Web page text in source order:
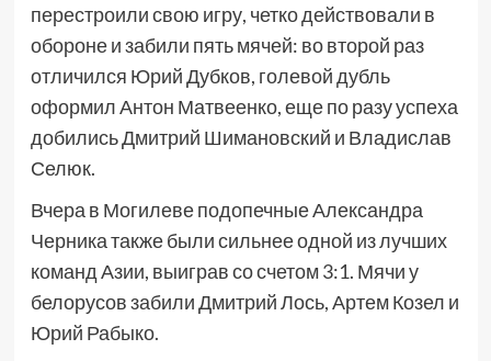
перестроили свою игру, четко действовали в
обороне и забили пять мячей: во второй раз
отличился Юрий Дубков, голевой дубль
оформил Антон Матвеенко, еще по разу успеха
добились Дмитрий Шимановский и Владислав
Селюк.
Вчера в Могилеве подопечные Александра
Черника также были сильнее одной из лучших
команд Азии, выиграв со счетом 3:1. Мячи у
белорусов забили Дмитрий Лось, Артем Козел и
Юрий Рабыко.